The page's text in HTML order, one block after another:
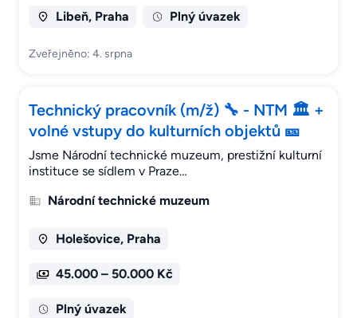
Libeň, Praha Plný úvazek
Zveřejněno: 4. srpna
Technický pracovník (m/ž) 🔧 - NTM 🏛 +
volné vstupy do kulturních objektů 🎫
Jsme Národní technické muzeum, prestižní kulturní
instituce se sídlem v Praze…
Národní technické muzeum
Holešovice, Praha
45.000 – 50.000 Kč
Plný úvazek